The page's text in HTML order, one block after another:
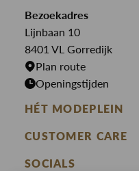
Bekijk alle merken >
Jurken
Rokken
T-shirts
Bezoekadres
Lijnbaan 10
8401 VL Gorredijk
Plan route
Openingstijden
HÉT MODEPLEIN
ZIJ VAN RINSMA
DE HEEREN VAN
CUSTOMER CARE
Veelgestelde vragen
SOCIALS